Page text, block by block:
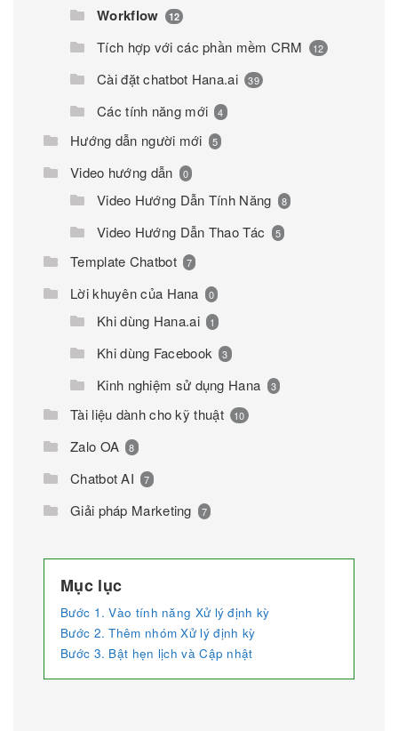
Workflow 12
Tích hợp với các phần mềm CRM 12
Cài đặt chatbot Hana.ai 39
Các tính năng mới 4
Hướng dẫn người mới 5
Video hướng dẫn 0
Video Hướng Dẫn Tính Năng 8
Video Hướng Dẫn Thao Tác 5
Template Chatbot 7
Lời khuyên của Hana 0
Khi dùng Hana.ai 1
Khi dùng Facebook 3
Kinh nghiệm sử dụng Hana 3
Tài liệu dành cho kỹ thuật 10
Zalo OA 8
Chatbot AI 7
Giải pháp Marketing 7
Mục lục
Bước 1. Vào tính năng Xử lý định kỳ
Bước 2. Thêm nhóm Xử lý định kỳ
Bước 3. Bật hẹn lịch và Cập nhật